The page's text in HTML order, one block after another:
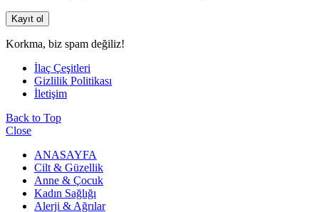
Korkma, biz spam değiliz!
İlaç Çeşitleri
Gizlilik Politikası
İletişim
Back to Top
Close
ANASAYFA
Cilt & Güzellik
Anne & Çocuk
Kadın Sağlığı
Alerji & Ağrılar